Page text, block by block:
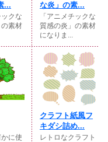
...
ックな
素材
な炎」の素...
「アニメチックな
質感の炎」の素材
になりま...
に使
クラフト紙風フ
キダシ詰め...
レトロなクラフト